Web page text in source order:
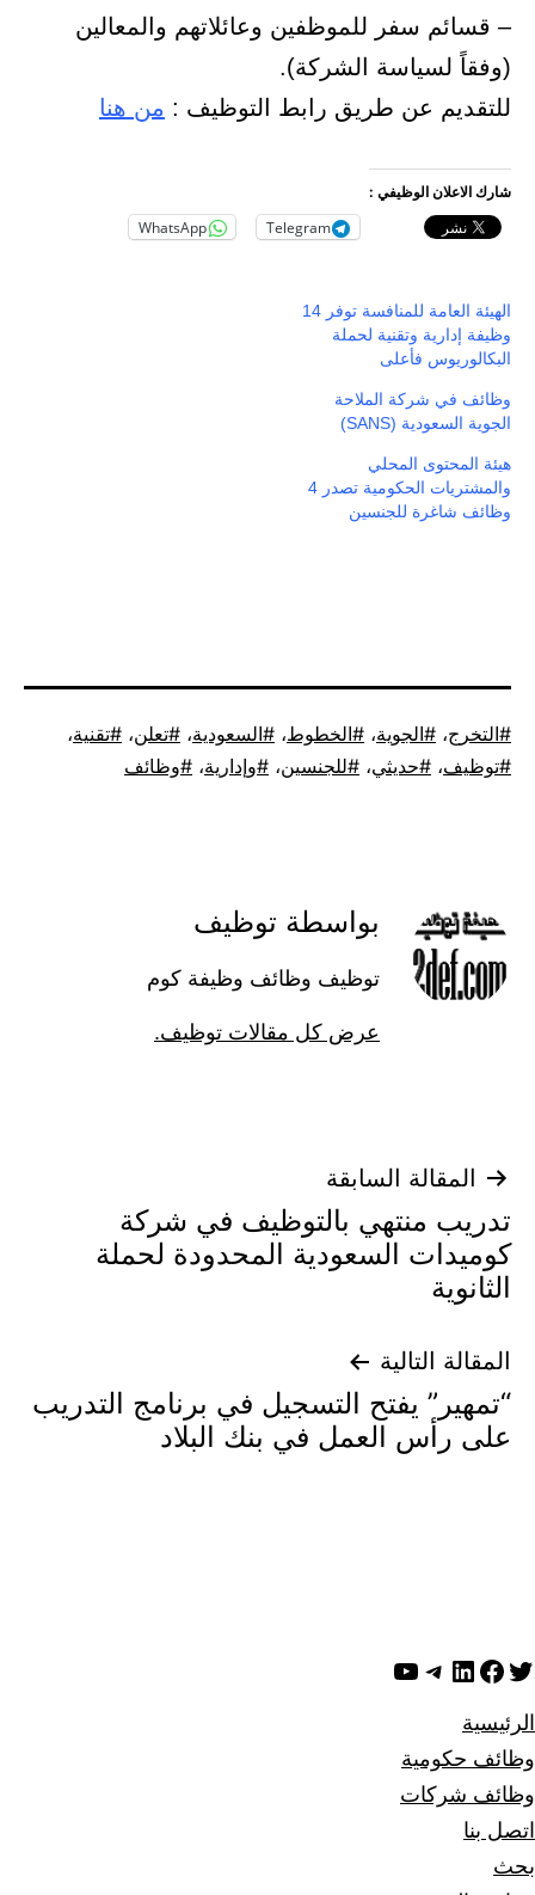
– قسائم سفر للموظفين وعائلاتهم والمعالين
(وفقاً لسياسة الشركة).
للتقديم عن طريق رابط التوظيف : من هنا
شارك الاعلان الوظيفي :
Telegram
WhatsApp
الهيئة العامة للمنافسة توفر 14
وظيفة إدارية وتقنية لحملة
البكالوريوس فأعلى
وظائف في شركة الملاحة
الجوية السعودية (SANS)
هيئة المحتوى المحلي
والمشتريات الحكومية تصدر 4
وظائف شاغرة للجنسين
موسوم
كـ
التخرج، الجوية، الخطوط، السعودية، تعلن، تقنية،
توظيف، حديثي، للجنسين، وإدارية، وظائف
بواسطة توظيف
توظيف وظائف وظيفة كوم
عرض كل مقالات توظيف.
تصفّح
المقالات
المقالة السابقة
تدريب منتهي بالتوظيف في شركة
كوميدات السعودية المحدودة لحملة
الثانوية
المقالة التالية
“تمهير” يفتح التسجيل في برنامج التدريب
على رأس العمل في بنك البلاد
تويترفيسبوك
لينكد إن تيليجرام
يوتيوب
الرئيسية
وظائف حكومية
وظائف شركات
اتصل بنا
بحث